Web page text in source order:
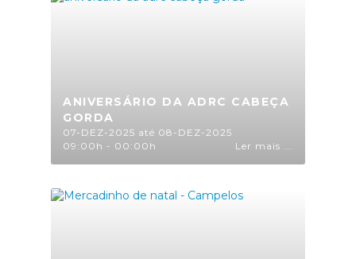
ANIVERSÁRIO DA ADRC CABEÇA
GORDA
07-DEZ-2025 até 08-DEZ-2025
09:00h - 00:00h
Ler mais ...